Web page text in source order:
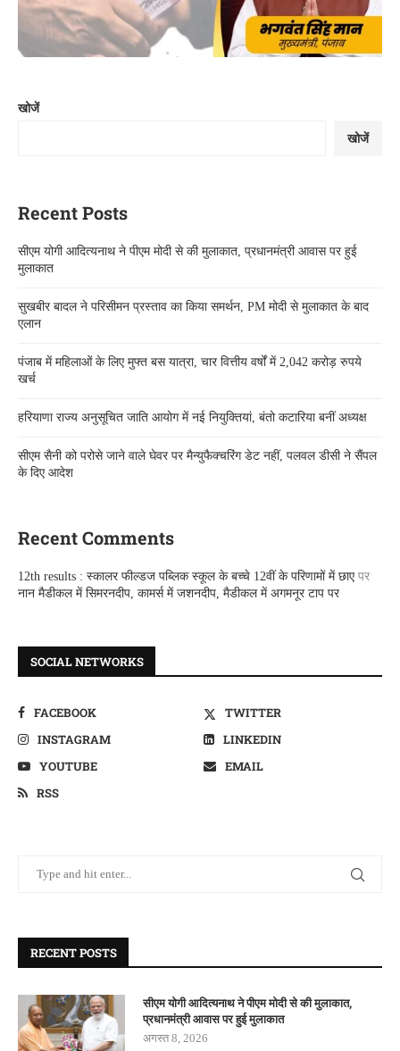
खोजें
खोजें
Recent Posts
सीएम योगी आदित्यनाथ ने पीएम मोदी से की मुलाकात, प्रधानमंत्री आवास पर हुई
मुलाकात
सुखबीर बादल ने परिसीमन प्रस्ताव का किया समर्थन, PM मोदी से मुलाकात के बाद
एलान
पंजाब में महिलाओं के लिए मुफ्त बस यात्रा, चार वित्तीय वर्षों में 2,042 करोड़ रुपये
खर्च
हरियाणा राज्य अनुसूचित जाति आयोग में नई नियुक्तियां, बंतो कटारिया बनीं अध्यक्ष
सीएम सैनी को परोसे जाने वाले घेवर पर मैन्युफैक्चरिंग डेट नहीं, पलवल डीसी ने सैंपल
के दिए आदेश
Recent Comments
12th results : स्कालर फील्डज पब्लिक स्कूल के बच्चे 12वीं के परिणामों में छाएपर
नान मैडीकल में सिमरनदीप, कामर्स में जशनदीप, मैडीकल में अगमनूर टाप पर
SOCIAL NETWORKS
FACEBOOK
TWITTER
INSTAGRAM
LINKEDIN
YOUTUBE
EMAIL
RSS
RECENT POSTS
सीएम योगी आदित्यनाथ ने पीएम मोदी से की मुलाकात,
प्रधानमंत्री आवास पर हुई मुलाकात
अगस्त 8, 2026